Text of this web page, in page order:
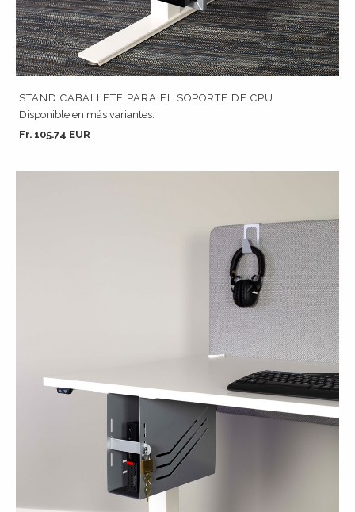
STAND CABALLETE PARA EL SOPORTE DE CPU
Disponible en más variantes.
Fr. 105.74 EUR